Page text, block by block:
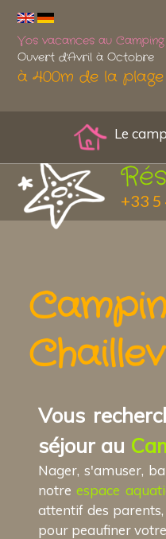
+33 5
Vos vacances au
Ouvert d'Avril à Octobre
à 400m de la
Le
Vous
séjour au
Nager, s'amuser,
notreespace
attentif des
pour peaufiner